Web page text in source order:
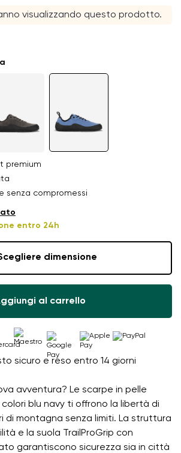
visualizzando questo prodotto.
avventura? Le scarpe in pelle
colori blu navy ti offrono la libertà di
di montagna senza limiti. La struttura
e la suola TrailProGrip con
garantiscono sicurezza sia in città
premium
senza compromessi
entro 24h
dimensione
al carrello
sicuro e reso entro 14 giorni